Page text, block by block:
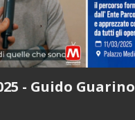
- Guido Guarino